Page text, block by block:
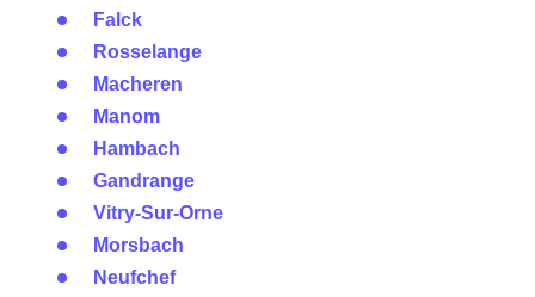
Falck
Rosselange
Macheren
Manom
Hambach
Gandrange
Vitry-Sur-Orne
Morsbach
Neufchef